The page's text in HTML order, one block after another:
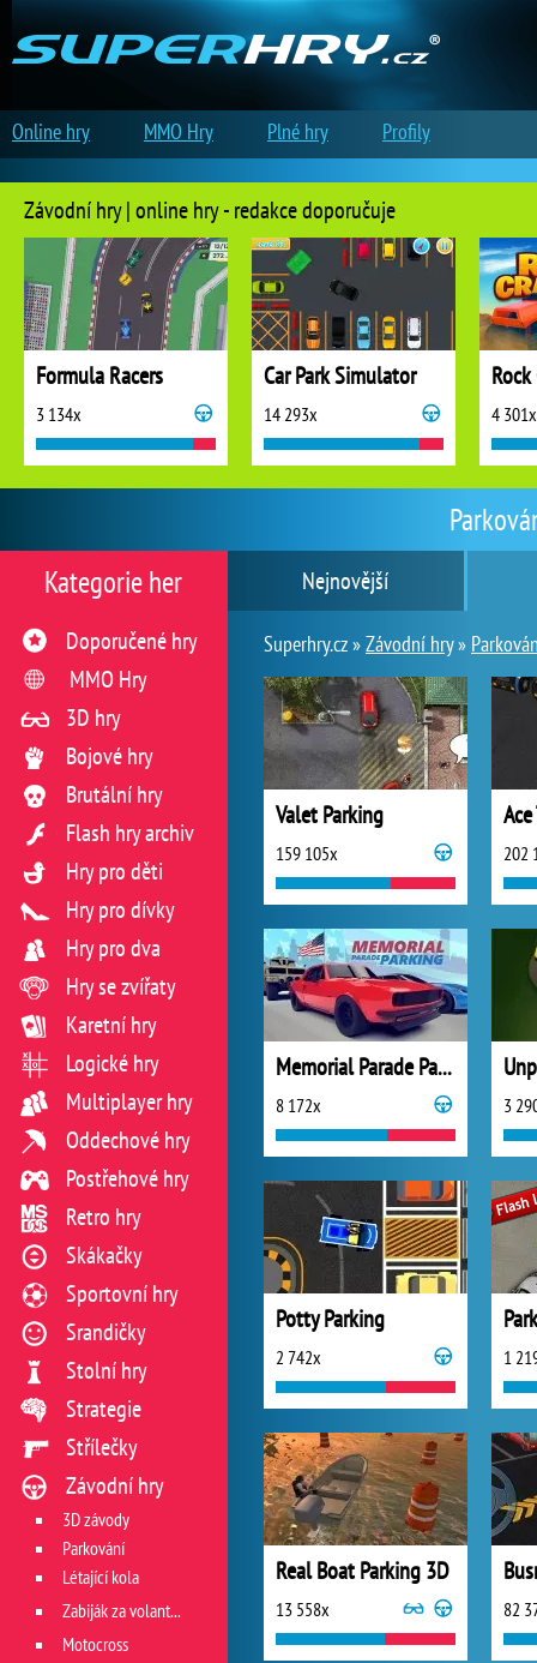
Nejnovější
Superhry.cz »Závodní hry»
Valet Parking
159 105x 202
Memorial Parade Parking
8 172x 3
Potty Parking
2 742x 1
Real Boat Parking 3D
13 558x 82
Kategorie her
Doporučené hry
MMO Hry
3D hry
Bojové hry
Brutální hry
Flash hry archiv
Hry pro děti
Hry pro dívky
Hry pro dva
Hry se zvířaty
Karetní hry
Logické hry
Multiplayer hry
Oddechové hry
Postřehové hry
Retro hry
Skákačky
Sportovní hry
Srandičky
Stolní hry
Strategie
Střílečky
Závodní hry
3D závody
Parkování
Létající kola
Zabiják za volantem
Motocross
Závodní hry | online hry - redakce doporučuje
Formula Racers
3 134x
Car Park Simulator
14 293x 4 301x
Online hry MMO Hry Plné hry Profily